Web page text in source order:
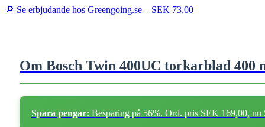
🔎 Se erbjudande hos Greengoing.se – SEK 73,00
Om Bosch Twin 400UC torkarblad 400
Spara pengar: Besparing på 56%. Ord. pris SEK 169,00, nu